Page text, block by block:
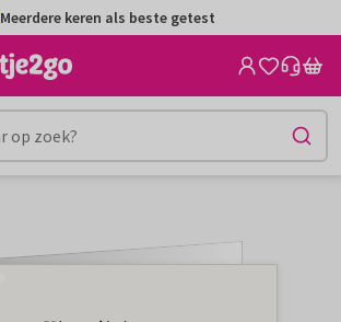
Meerdere keren als beste getest